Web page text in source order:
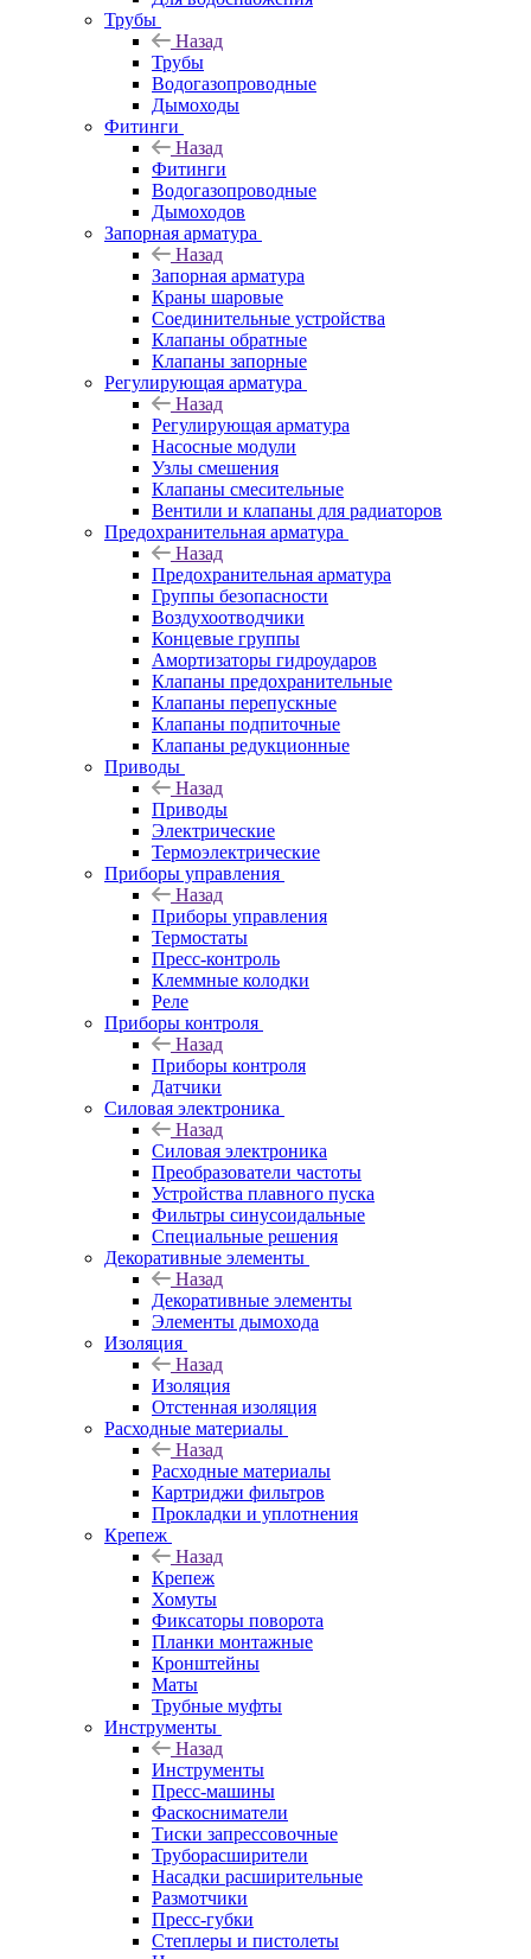
Трубы
Назад
Трубы
Водогазопроводные
Дымоходы
Фитинги
Назад
Фитинги
Водогазопроводные
Дымоходов
Запорная арматура
Назад
Запорная арматура
Краны шаровые
Соединительные устройства
Клапаны обратные
Клапаны запорные
Регулирующая арматура
Назад
Регулирующая арматура
Насосные модули
Узлы смешения
Клапаны смесительные
Вентили и клапаны для радиаторов
Предохранительная арматура
Назад
Предохранительная арматура
Группы безопасности
Воздухоотводчики
Концевые группы
Амортизаторы гидроударов
Клапаны предохранительные
Клапаны перепускные
Клапаны подпиточные
Клапаны редукционные
Приводы
Назад
Приводы
Электрические
Термоэлектрические
Приборы управления
Назад
Приборы управления
Термостаты
Пресс-контроль
Клеммные колодки
Реле
Приборы контроля
Назад
Приборы контроля
Датчики
Силовая электроника
Назад
Силовая электроника
Преобразователи частоты
Устройства плавного пуска
Фильтры синусоидальные
Специальные решения
Декоративные элементы
Назад
Декоративные элементы
Элементы дымохода
Изоляция
Назад
Изоляция
Отстенная изоляция
Расходные материалы
Назад
Расходные материалы
Картриджи фильтров
Прокладки и уплотнения
Крепеж
Назад
Крепеж
Хомуты
Фиксаторы поворота
Планки монтажные
Кронштейны
Маты
Трубные муфты
Инструменты
Назад
Инструменты
Пресс-машины
Фаскосниматели
Тиски запрессовочные
Труборасширители
Насадки расширительные
Размотчики
Пресс-губки
Степлеры и пистолеты